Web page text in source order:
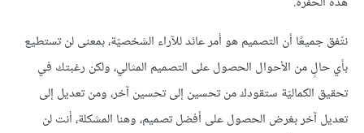
نتّفق جميعًا أن التصميم هو أمر عائد للآراء الشخصيّة، بمعنى لن تستطيع
بأي حالٍ من الأحوال الحصول على التصميم المثالي، ولكن رغبتك في
تحقيق الكماليّة ستقودك من تحسين إلى تحسين آخر، ومن تعديل إلى
تعديل آخر بغرض الحصول على أفضل تصميم، وهنا المشكلة، أنت لن